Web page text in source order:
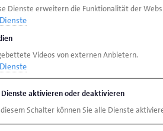
Dienste erweitern die Funktionalität der
Dienste
Videos von externen Anbietern.
Dienste
Dienste aktivieren oder deaktivieren
Schalter können Sie alle Dienste